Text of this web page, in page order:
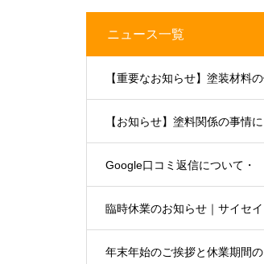
ニュース一覧
【重要なお知らせ】塗装材料
【お知らせ】塗料関係の事情
Google口コミ返信について・
板金塗装受付状況のお知らせ
臨時休業のお知らせ｜サイセ
年末年始のご挨拶と休業期間